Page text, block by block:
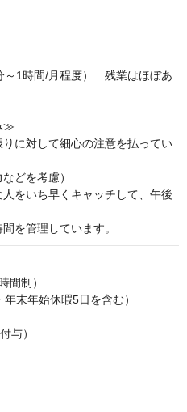
1時間/月程度）　残業はほぼあ
≫
に対して細心の注意を払ってい
どを考慮）
をいち早くキャッチして、午後
を管理しています。
間制）
末年始休暇5日を含む）
与）